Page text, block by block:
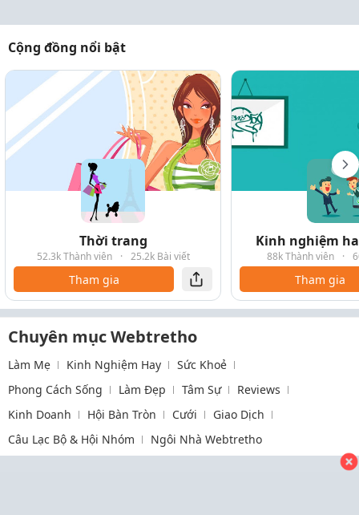
Cộng đồng nổi bật
Thời trang
52.3k Thành viên · 25.2k Bài viết
Tham gia
Kinh nghiệm
88k Thành viên ·
Tham gia
Chuyên mục Webtretho
Làm Mẹ Kinh Nghiệm Hay
Sức Khoẻ
Phong Cách Sống
Làm Đẹp Tâm Sự
Reviews
Kinh Doanh
Hội Bàn Tròn Cưới
Giao Dịch
Câu Lạc Bộ & Hội Nhóm
Ngôi Nhà Webtretho